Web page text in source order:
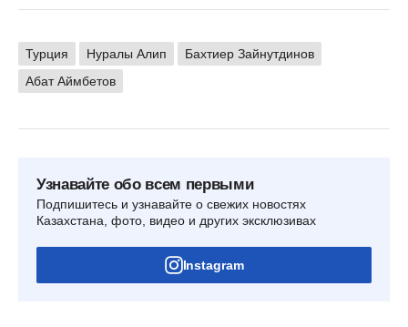
Турция Нуралы Алип
Бахтиер Зайнутдинов
Абат Аймбетов
Узнавайте обо всем первыми
Подпишитесь и узнавайте о свежих новостях
Казахстана, фото, видео и других эксклюзивах
Instagram